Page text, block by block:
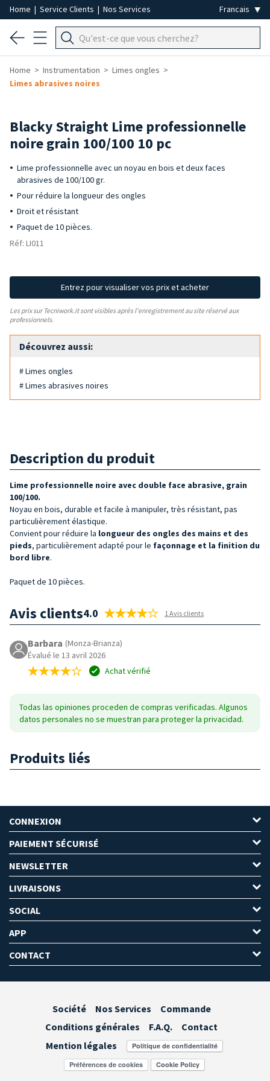
Home | Service Clients | Nos Services
Home Instrumentation
Limes ongles
Limes abrasives noires
Blacky Straight Lime professionnelle
noire grain 100/100 10 pc
Lime professionnelle avec un noyau en bois et deux faces
abrasives de 100/100 gr.
Pour réduire la longueur des ongles
Droit et résistant
Paquet de 10 pièces.
Réf: LI011
Entrez pour visualiser vos prix et acheter
Les prix sur Tecniwork.it sont visibles après l'enregistrement au site réservé aux
professionnels.
Découvrez aussi:
# Limes ongles
# Limes abrasives noires
Description du produit
Lime professionnelle noire avec double face abrasive, grain
100/100.
Noyau en bois, durable et facile à manipuler, très résistant, pas
particulièrement élastique.
Convient pour réduire la longueur des ongles des mains et des
pieds, particulièrement adapté pour le façonnage et la finition du
bord libre.
Paquet de 10 pièces.
Avis clients4.0 1 Avis clients
Barbara (Monza-Brianza)
Évalué le 13 avril 2026
Achat vérifié
Todas las opiniones proceden de compras verificadas. Algunos
datos personales no se muestran para proteger la privacidad.
Produits liés
CONNEXION
PAIEMENT SÉCURISÉ
NEWSLETTER
LIVRAISONS
SOCIAL
APP
CONTACT
Société Nos Services
Commande
Conditions générales
F.A.Q.
Contact
Mention légales
Préférences de cookies